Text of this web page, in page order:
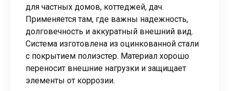
для частных домов, коттеджей, дач.
Применяется там, где важны надежность,
долговечность и аккуратный внешний вид.
Система изготовлена из оцинкованной стали
с покрытием полиэстер. Материал хорошо
переносит внешние нагрузки и защищает
элементы от коррозии.